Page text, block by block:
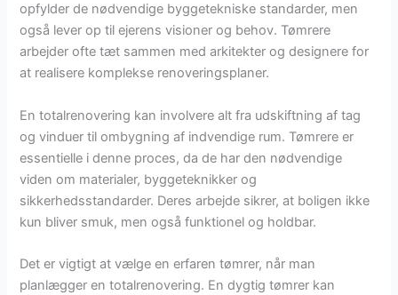
opfylder de nødvendige byggetekniske standarder, men
også lever op til ejerens visioner og behov. Tømrere
arbejder ofte tæt sammen med arkitekter og designere for
at realisere komplekse renoveringsplaner.
En totalrenovering kan involvere alt fra udskiftning af tag
og vinduer til ombygning af indvendige rum. Tømrere er
essentielle i denne proces, da de har den nødvendige
viden om materialer, byggeteknikker og
sikkerhedsstandarder. Deres arbejde sikrer, at boligen ikke
kun bliver smuk, men også funktionel og holdbar.
Det er vigtigt at vælge en erfaren tømrer, når man
planlægger en totalrenovering. En dygtig tømrer kan